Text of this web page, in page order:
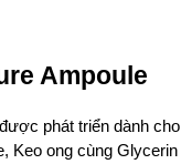
Ampoule
phát triển dành cho
Keo ong cùng Glycerin